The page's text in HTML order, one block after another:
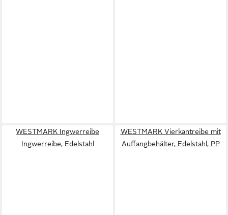
WESTMARK Ingwerreibe
Ingwerreibe, Edelstahl
WESTMARK Vierkantreibe mit
Auffangbehälter, Edelstahl, PP